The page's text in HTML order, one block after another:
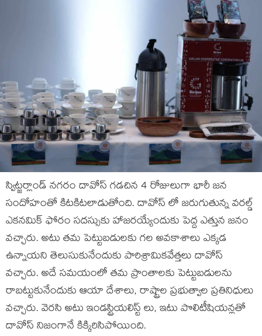
స్విట్జర్లాండ్ నగరం దావోస్ గడచిన 4 రోజులుగా భారీ జన
సందోహంతో కిటకిటలాడుతోంది. దావోస్ లో జరుగుతున్న వరల్డ్
ఎకనమిక్ ఫోరం సదస్సుకు హాజరయ్యేందుకు పెద్ద ఎత్తున జనం
వచ్చారు. అటు తమ పెట్టుబడులకు గల అవకాశాలు ఎక్కడ
ఉన్నాయని తెలుసుకునేందుకు పారిశ్రామికవేత్తలు దావోస్
వచ్చారు. అదే సమయంలో తమ ప్రాంతాలకు పెట్టుబడులను
రాబట్టుకునేందుకు ఆయా దేశాలు, రాష్ట్రాల ప్రభుత్వాల ప్రతినిధులు
వచ్చారు. వెరసి అటు ఇండస్ట్రియలిస్ట్ లు, ఇటు పొలిటీషియన్లతో
దావోస్ నిజంగానే కిక్కిరిసిపోయింది.